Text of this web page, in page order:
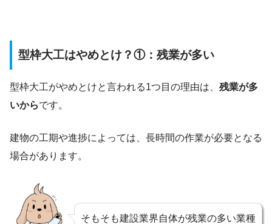
型枠大工はやめとけ？①：残業が多い
型枠大工がやめとけと言われる1つ目の理由は、 残業が多
いからです。
建物の工期や進捗によっては、長時間の作業が必要となる
場合があります。
そもそも建設業界自体が残業の多い業種